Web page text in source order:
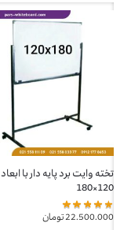
تخته وایت برد پایه دار با ابعاد
120×180
22.500.000تومان